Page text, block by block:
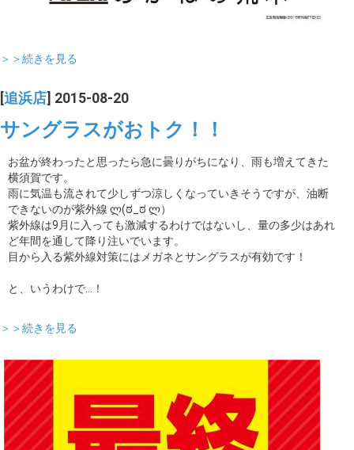
＞＞続きを見る
[追浜店] 2015-08-20
サングラスがおトク！！
お盆が終わったと思ったら急に曇りがちになり、雨も増えてきた
横須賀です。
雨に気温も流されて少しずつ涼しくなっていきそうですが、油断
できないのが紫外線 ლ(ಠ_ಠ ლ）
紫外線は9月に入っても激減するわけではないし、量の多少はあれ
ど年間を通して降り注いでいます。
目から入る紫外線対策にはメガネとサングラスが有効です！
と、いうわけで…！
＞＞続きを見る